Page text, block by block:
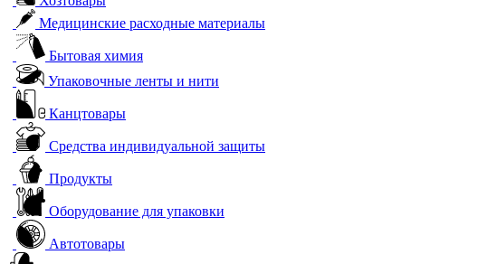
Медицинские расходные материалы
Бытовая химия
Упаковочные ленты и нити
Канцтовары
Средства индивидуальной защиты
Продукты
Оборудование для упаковки
Автотовары